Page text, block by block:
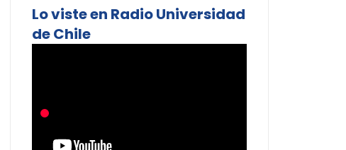
Lo viste en Radio Universidad
de Chile